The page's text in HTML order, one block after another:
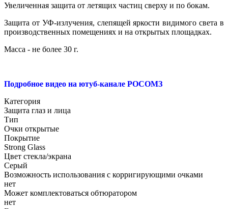
Увеличенная защита от летящих частиц сверху и по бокам.
Защита от УФ-излучения, слепящей яркости видимого света в
производственных помещениях и на открытых площадках.
Масса - не более 30 г.
Подробное видео на ютуб-канале РОСОМЗ
Категория
Защита глаз и лица
Тип
Очки открытые
Покрытие
Strong Glass
Цвет стекла/экрана
Серый
Возможность использования с корригирующими очками
нет
Может комплектоваться обтюратором
нет